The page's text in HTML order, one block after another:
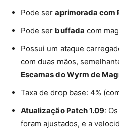
Pode ser aprimorada com
Pode ser buffada com
Possui um ataque
com duas mãos,
Escamas do Wyrm de
Taxa de drop base: 4%
Atualização Patch 1.09:
foram ajustados, e a